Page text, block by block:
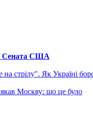
Сената США
стрілу". Як Україні
Москву: що це було